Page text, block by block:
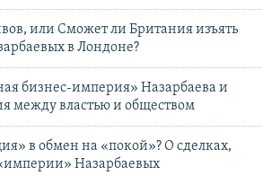
или Сможет ли Британия изъять
в Лондоне?
бизнес-империя» Назарбаева и
между властью и обществом
в обмен на «покой»? О сделках,
«империи» Назарбаевых